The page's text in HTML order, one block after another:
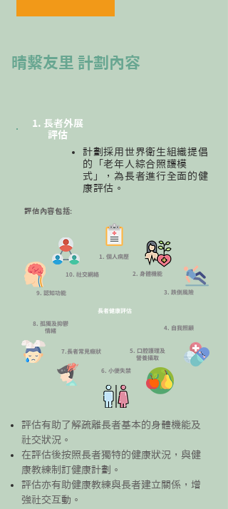
晴繫友里 計劃內容
內容包括:
3. 跌倒風險
​8. 孤獨及抑鬱
​情緒
​7.長者常見癥狀
6. 小便失禁
​長者健康評估
2. 身體機能
10. 社交網絡
1. 個人病歷
​4. 自我照顧
9. 認知功能
5. 口腔護理及
營養攝取
計劃採用世界衛生組織提倡
的「老年人綜合照護模
式」，為長者進行全面的健
康評估。
評估有助了解疏離長者基本的身體機能及
社交狀況。
在評估後按照長者獨特的健康狀況，與健
康教練制訂健康計劃。
​評估亦有助健康教練與長者建立關係，增
強社交互動。
​1. 長者外展
評估